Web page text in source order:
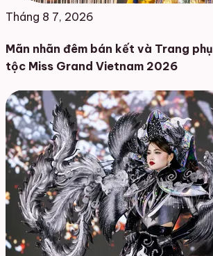
Tháng 8 7, 2026
Mãn nhãn đêm bán kết và Trang
tộc Miss Grand Vietnam 2026